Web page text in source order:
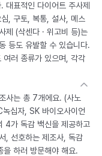
대표적인 다이어트 주사제
, 구토, 복통, 설사, 메스
제 (삭센다 · 위고비 등)는
등도 유발할 수 있습니다.
여러 종류가 있으며, 각각
사는 총 7개에요. (사노
십자, SK 바이오사이언
4가 독감 백신을 제공하고
, 선호하는 제조사, 독감
을 하러 방문해야 해요.